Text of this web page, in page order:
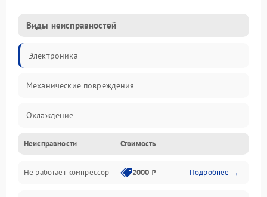
Виды неисправностей
Электроника
Механические повреждения
Охлаждение
Механика
Электропитание
Неисправности Стоимость
Не работает компрессор 2000 ₽ Подробнее →